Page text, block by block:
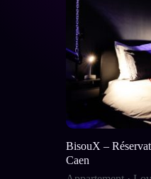
BisouX –
Caen